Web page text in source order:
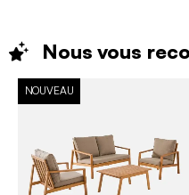
Nous vous
NOUVEAU